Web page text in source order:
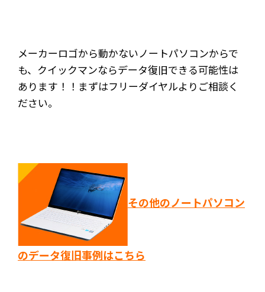
メーカーロゴから動かないノートパソコンからで
も、クイックマンならデータ復旧できる可能性は
あります！！まずはフリーダイヤルよりご相談く
ださい。
その他のノートパソコン
のデータ復旧事例はこちら